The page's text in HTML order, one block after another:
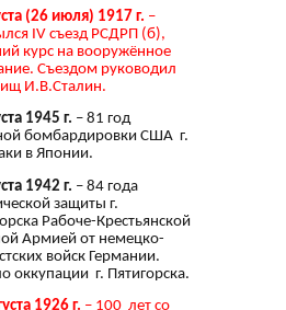
(26 июля) 1917 г. –
IV съезд РСДРП (б),
курс на вооружённое
Съездом руководил
И.В.Сталин.
1945 г. – 81 год
бомбардировки США г.
в Японии.
1942 г. – 84 года
защиты г.
Рабоче-Крестьянской
Армией от немецко-
войск Германии.
оккупации г. Пятигорска.
1926 г. – 100 лет со